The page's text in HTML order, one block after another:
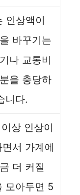
인상액이
바꾸기는
나 교통비
을 충당하
니다.
상 인상이
서 가계에
더 커질
모아두면 5